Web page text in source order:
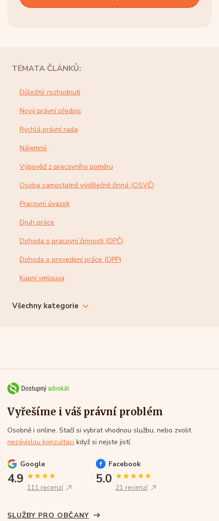
TÉMATA ČLÁNKŮ:
Důležité rozhodnutí
Nový právní předpis
Rychlá právní rada
Nájemné
Výpověď z pracovního poměru
Osoba samostatně výdělečně činná (OSVČ)
Pracovní úvazek
Druh práce
Dohoda o pracovní činnosti (DPČ)
Dohoda o provedení práce (DPP)
Kupní smlouva
Všechny kategorie
Vyřešíme i váš právní problém
Osobně i online. Stačí si vybrat vhodnou službu, nebo zvolit
nezávislou konzultaci když si nejste jistí.
Google
4.9
111 recenzí
Facebook
5.0
21 recenzí
SLUŽBY PRO OBČANY